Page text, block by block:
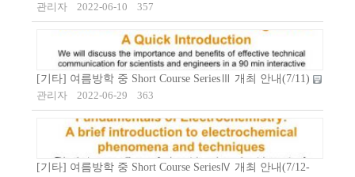
관리자
2022-06-10 357
[기타] 여름방학 중 Short Course SeriesⅢ 개최 안내(7/11)
관리자
2022-06-29 363
[기타] 여름방학 중 Short Course SeriesⅣ 개최 안내(7/12-